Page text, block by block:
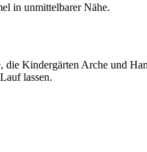
in unmittelbarer Nähe.
die Kindergärten Arche und
lassen.